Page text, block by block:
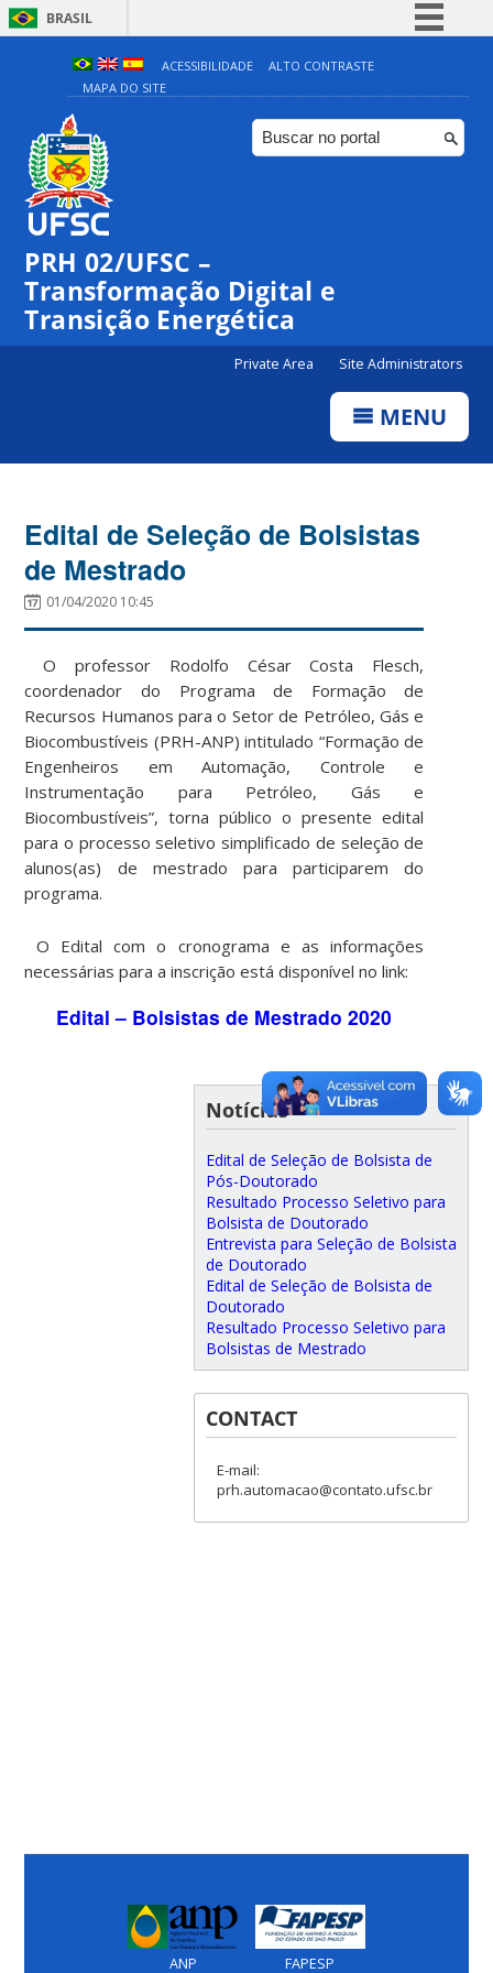
BRASIL
Simplifique!
Comunica BR
Participe
ACESSIBILIDADE
ALTO CONTRASTE
MAPA DO SITE
PRH 02/UFSC –
Transformação Digital e
Transição Energética
Private Area Site Administrators
MENU
Edital de Seleção de Bolsistas
de Mestrado
01/04/2020 10:45
O professor Rodolfo César Costa Flesch,
coordenador do Programa de Formação de
Recursos Humanos para o Setor de Petróleo, Gás e
Biocombustíveis (PRH-ANP) intitulado “Formação de
Engenheiros em Automação, Controle e
Instrumentação para Petróleo, Gás e
Biocombustíveis”, torna público o presente edital
para o processo seletivo simplificado de seleção de
alunos(as) de mestrado para participarem do
programa.
O Edital com o cronograma e as informações
necessárias para a inscrição está disponível no link:
Edital – Bolsistas de Mestrado 2020
Notícias
Edital de Seleção de Bolsista de
Pós-Doutorado
Resultado Processo Seletivo para
Bolsista de Doutorado
Entrevista para Seleção de Bolsista
de Doutorado
Edital de Seleção de Bolsista de
Doutorado
Resultado Processo Seletivo para
Bolsistas de Mestrado
CONTACT
E-mail:
prh.automacao@contato.ufsc.br
ANP FAPESP